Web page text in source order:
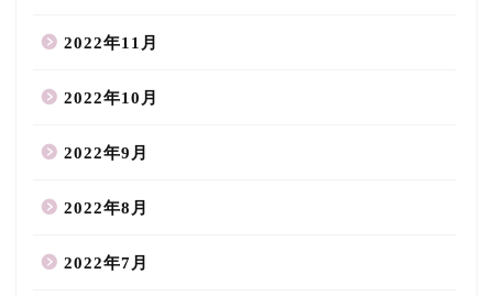
2022年11月
2022年10月
2022年9月
2022年8月
2022年7月